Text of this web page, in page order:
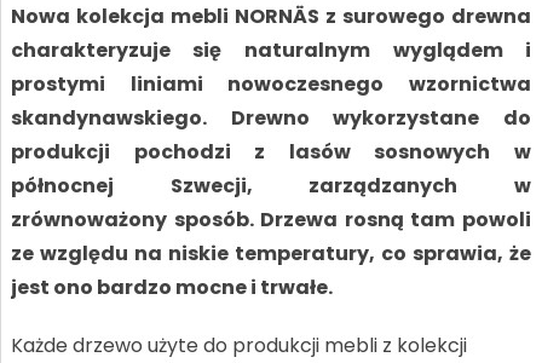
Nowa kolekcja mebli NORNÄS z surowego drewna
charakteryzuje się naturalnym wyglądem i
prostymi liniami nowoczesnego wzornictwa
skandynawskiego. Drewno wykorzystane do
produkcji pochodzi z lasów sosnowych w
północnej Szwecji, zarządzanych w
zrównoważony sposób. Drzewa rosną tam powoli
ze względu na niskie temperatury, co sprawia, że
jest ono bardzo mocne i trwałe.
Każde drzewo użyte do produkcji mebli z kolekcji